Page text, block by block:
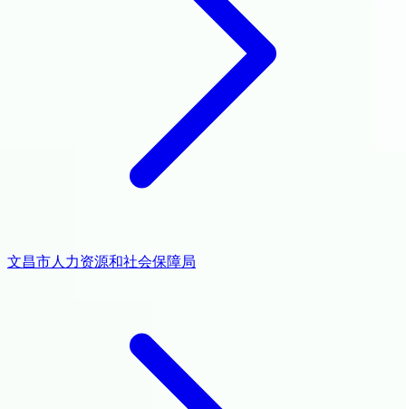
文昌市人力资源和社会保障局